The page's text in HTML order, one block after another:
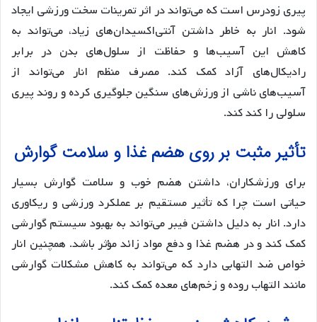
پیری زودرس است که می‌تواند در اثر تمرینات سخت ورزشی ایجاد
شود. انار به خاطر داشتن آنتی‌اکسیدان‌های زیاد، می‌تواند به
کاهش این آسیب‌ها و حفاظت از سلول‌های بدن در برابر
رادیکال‌های آزاد کمک کند. مصرف منظم انار می‌تواند از
آسیب‌های ناشی از ورزش‌های سنگین جلوگیری کرده و روند پیری
سلولی را کند کند​.
تأثیر مثبت بر روی هضم غذا و سلامت گوارش
برای ورزشکاران، داشتن هضم خوب و سلامت گوارش بسیار
حیاتی است چرا که تأثیر مستقیم بر عملکرد ورزشی و ریکاوری
دارد. انار به دلیل داشتن فیبر می‌تواند به بهبود سیستم گوارشی
کمک کند و در هضم غذا و دفع مواد زائد مؤثر باشد. همچنین انار
خواص ضد التهابی دارد که می‌تواند به کاهش مشکلات گوارشی
مانند التهاب روده و زخم‌های معده کمک کند​.